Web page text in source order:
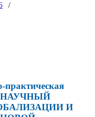
/
НАУЧНЫЙ
И